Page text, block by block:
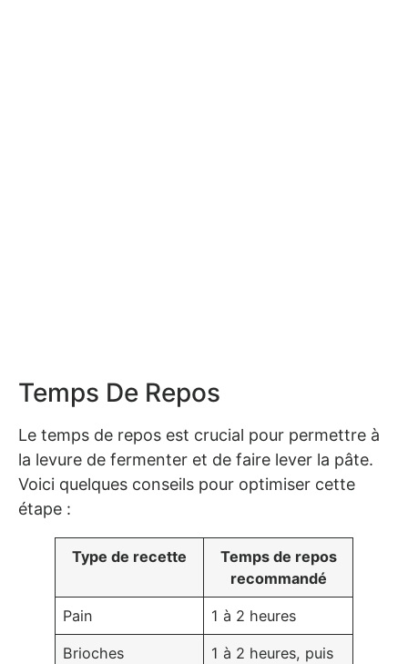
Temps De Repos
Le temps de repos est crucial pour permettre à
la levure de fermenter et de faire lever la pâte.
Voici quelques conseils pour optimiser cette
étape :
Type de recette
Temps de repos
recommandé
Pain 1 à 2 heures
Brioches
1 à 2 heures, puis